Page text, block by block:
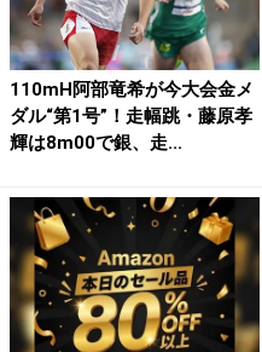
110mH阿部竜希が今大会金メ
ダル“第1号”！走幅跳・藤原孝
輝は8m00で銀、走...